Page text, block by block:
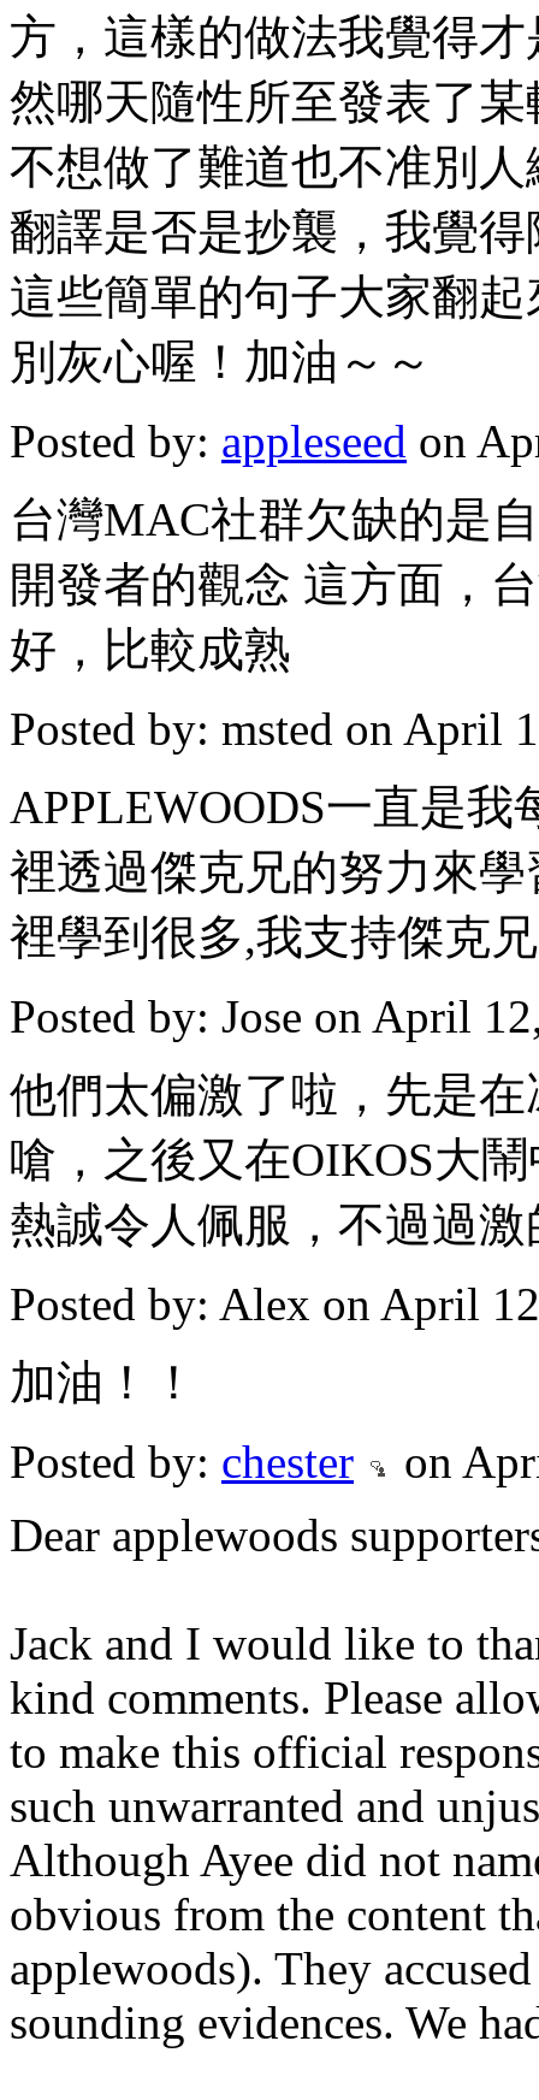
方，這樣的做法我覺得
然哪天隨性所至發表了
不想做了難道也不准別
翻譯是否是抄襲，我覺
這些簡單的句子大家翻
別灰心喔！加油～～
Posted by: appleseed on
台灣MAC社群欠缺的是
開發者的觀念 這方面，
好，比較成熟
Posted by: msted on April
APPLEWOODS一直是
裡透過傑克兄的努力來
裡學到很多,我支持傑克
Posted by: Jose on April
他們太偏激了啦，先是
嗆，之後又在OIKOS大
熱誠令人佩服，不過過
Posted by: Alex on April
加油！！
Posted by: chester
on
Dear applewoods
Jack and I would like to
kind comments. Please
to make this official
such unwarranted and
Although Ayee did not
obvious from the content
applewoods). They
sounding evidences. We